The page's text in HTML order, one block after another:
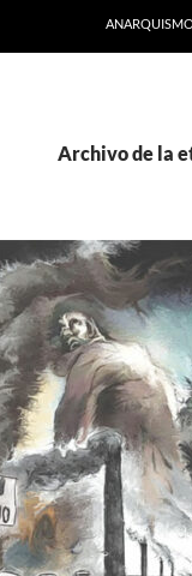
Archivo de la